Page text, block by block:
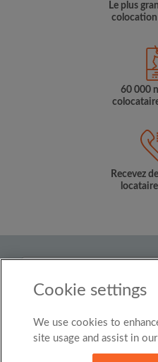
Le plus
colocation
60 000
Recevez
Belgium
© Roomgo Limited 2025 -
United
Cookie settings
We use cookies to
site usage and assist in